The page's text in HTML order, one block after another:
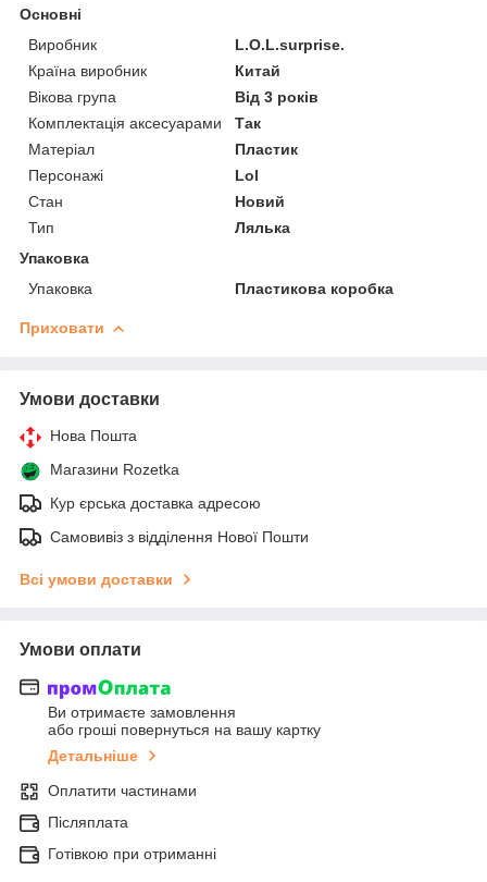
Основні
Виробник
L.O.L.surprise.
Країна виробник
Китай
Вікова група
Від 3 років
Комплектація аксесуарами
Так
Матеріал
Пластик
Персонажі
Lol
Стан
Новий
Тип
Лялька
Упаковка
Упаковка
Пластикова коробка
Приховати
Умови доставки
Нова Пошта
Магазини Rozetka
Кур єрська доставка адресою
Самовивіз з відділення Нової Пошти
Всі умови доставки
Умови оплати
Ви отримаєте замовлення
або гроші повернуться на вашу картку
Детальніше
Оплатити частинами
Післяплата
Готівкою при отриманні